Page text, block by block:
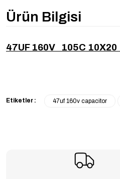
Ürün Bilgisi
47UF 160V 105C 10X20
Etiketler : 47uf 160v capacitor